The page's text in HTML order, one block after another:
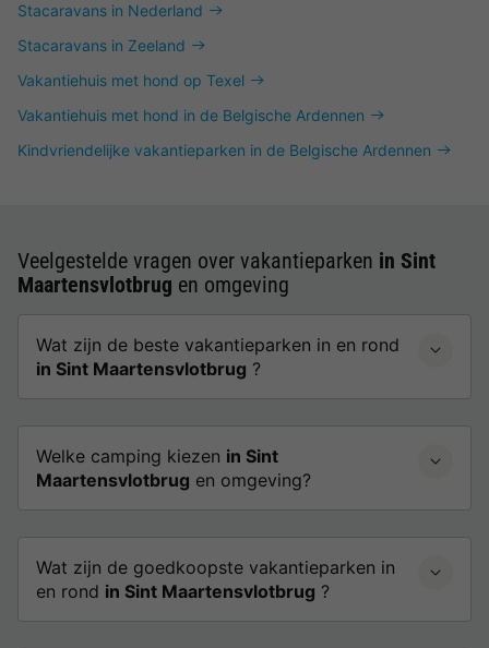
Stacaravans in Nederland
Stacaravans in Zeeland
Vakantiehuis met hond op Texel
Vakantiehuis met hond in de Belgische Ardennen
Kindvriendelijke vakantieparken in de Belgische Ardennen
Veelgestelde vragen over vakantieparken in Sint
Maartensvlotbrug en omgeving
Wat zijn de beste vakantieparken in en rond
in Sint Maartensvlotbrug ?
Welke camping kiezen in Sint
Maartensvlotbrug en omgeving?
Wat zijn de goedkoopste vakantieparken in
en rond in Sint Maartensvlotbrug ?